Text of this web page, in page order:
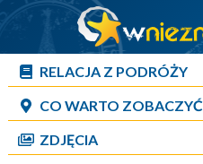
RELACJA Z PODRÓŻY
CO WARTO ZOBACZYĆ
ZDJĘCIA